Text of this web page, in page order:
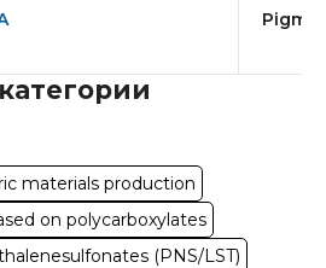
materials production
on polycarboxylates
(PNS/LST)